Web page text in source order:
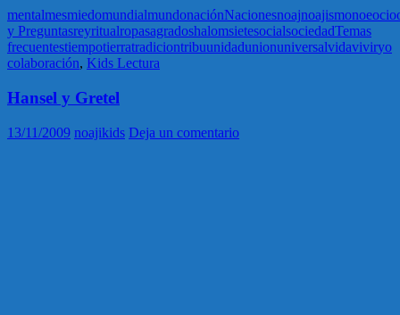
mentalmesmiedomundialmundonaciónNacionesnoajnoajismonoeocio
y PreguntasreyritualropasagradoshalomsietesocialsociedadTemas
frecuentestiempotierratradiciontribuunidadunionuniversalvidaviviryo
colaboración, Kids Lectura
Hansel y Gretel
13/11/2009 noajikids Deja un comentario